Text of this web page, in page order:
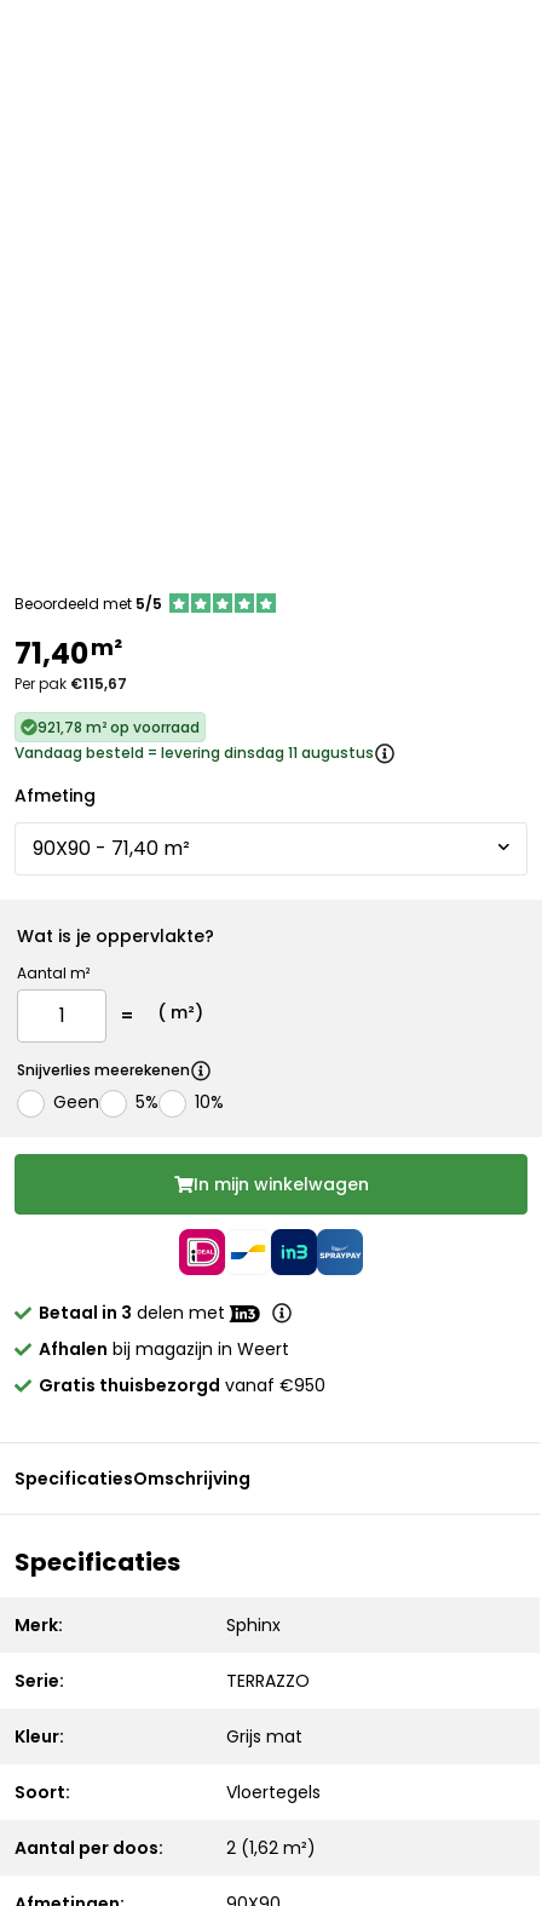
Beoordeeld met 5/5
71,40m²
Per pak €115,67
921,78 m² op voorraad
Vandaag besteld = levering dinsdag 11 augustus
Afmeting
Wat is je oppervlakte?
Aantal m²
( m²)
Snijverlies meerekenen
Geen 5% 10%
In mijn winkelwagen
Betaal in 3 delen met
Afhalen bij magazijn in Weert
Gratis thuisbezorgd vanaf €950
SpecificatiesOmschrijving
Specificaties
Merk: Sphinx
Serie: TERRAZZO
Kleur: Grijs mat
Soort: Vloertegels
Aantal per doos: 2 (1,62 m²)